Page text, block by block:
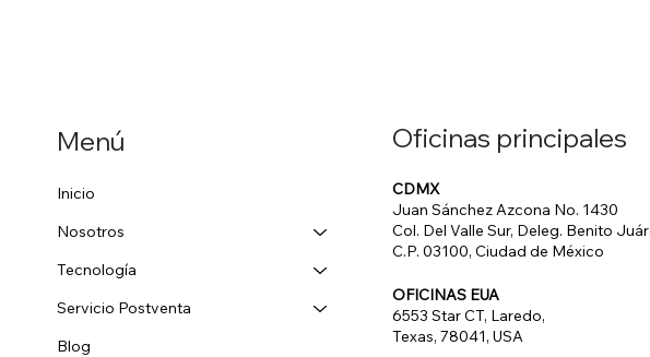
Inicio
Nosotros
Tecnología
Servicio Postventa
Blog
Menú Oficinas principales
CDMX
Juan Sánchez Azcona No. 1430
Col. Del Valle Sur, Deleg. Benito
C.P. 03100, Ciudad de México
OFICINAS EUA
6553 Star CT, Laredo,
Texas, 78041, USA